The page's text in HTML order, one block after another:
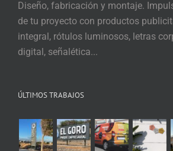
Diseño, fabricación y montaje.
de tu proyecto con productos
integral, rótulos luminosos, letras
digital, señalética...
ÚLTIMOS TRABAJOS